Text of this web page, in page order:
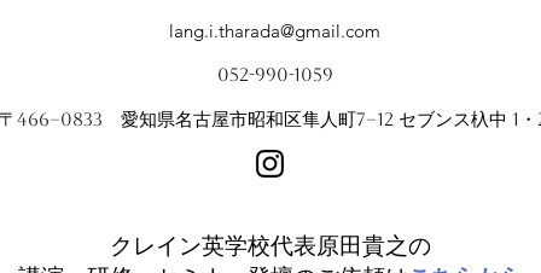
lang.i.tharada@gmail.com
052-990-1059
466−0833 愛知県名古屋市昭和区隼人町7−12 セブンス杁中 1・
クレイン英学校代表原田貴之の